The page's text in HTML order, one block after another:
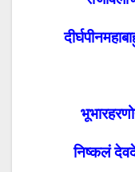
निष्कलं